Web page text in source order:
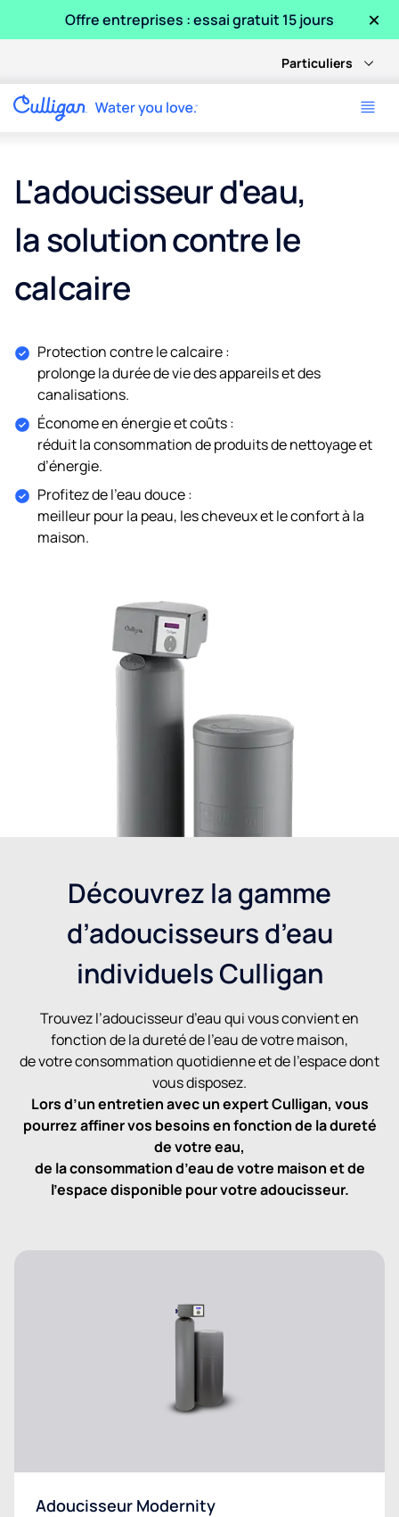
Offre entreprises : essai gratuit 15 jours ×
Particuliers
L'adoucisseur d'eau,
la solution contre le
calcaire
Protection contre le calcaire :
prolonge la durée de vie des appareils et des
canalisations.
Économe en énergie et coûts :
réduit la consommation de produits de nettoyage et
d’énergie.
Profitez de l’eau douce :
meilleur pour la peau, les cheveux et le confort à la
maison.
Découvrez la gamme
d’adoucisseurs d’eau
individuels Culligan
Trouvez l’adoucisseur d’eau qui vous convient en
fonction de la dureté de l’eau de votre maison,
de votre consommation quotidienne et de l’espace dont
vous disposez.
Lors d’un entretien avec un expert Culligan, vous
pourrez affiner vos besoins en fonction de la dureté
de votre eau,
de la consommation d’eau de votre maison et de
l’espace disponible pour votre adoucisseur.
Adoucisseur Modernity